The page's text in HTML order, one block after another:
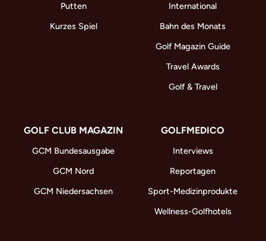
Putten
Kurzes Spiel
International
Bahn des Monats
Golf Magazin Guide
Travel Awards
Golf & Travel
GOLF CLUB MAGAZIN
GCM Bundesausgabe
GCM Nord
GCM Niedersachsen
GOLFMEDICO
Interviews
Reportagen
Sport-Medizinprodukte
Wellness-Golfhotels